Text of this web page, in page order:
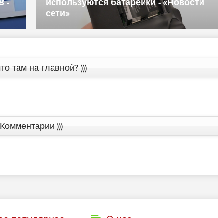
батарейки - «Новости
гарнитур
«Новости сети»
там на главной? )))
Комментарии )))